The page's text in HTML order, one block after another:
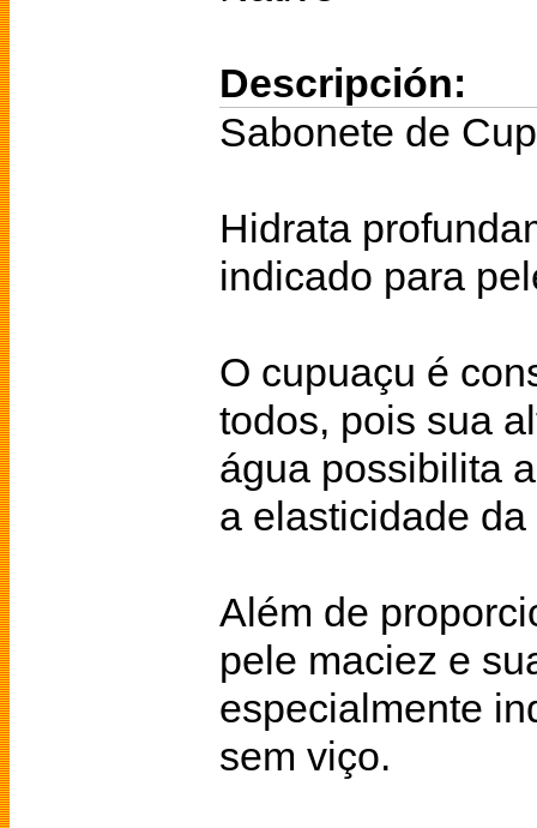
Descripción:
Sabonete de
Hidrata
indicado para
O cupuaçu é
todos, pois sua
água possibilita
a elasticidade da
Além de
pele maciez e
especialmente
sem viço.